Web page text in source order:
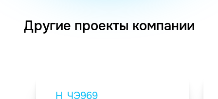
Другие проекты компании
H_ЧЭ969